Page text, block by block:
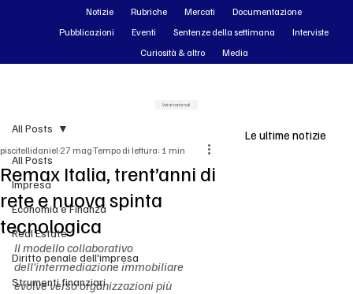
All Posts
Impresa
Economia e Finanza
Real Estate
Diritto penale dell'impresa
Strumenti finanziari
All Posts
Remax Italia, trent’anni di
rete e nuova spinta
tecnologica
piscitellidaniel 27 magTempo di lettura: 1 min
Il modello collaborativo
dell’intermediazione immobiliare
evolve verso organizzazioni più
Le ultime notizie
Notizie Rubriche Mercati
Documentazione
Pubblicazioni
Eventi Sentenze della settimana
Interviste
Curiosità & altro
Media
Vai ai contenuti